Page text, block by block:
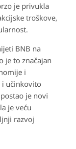
je privukla
troškove,
BNB na
je to značajan
i
i učinkovito
je novi
je veću
razvoj